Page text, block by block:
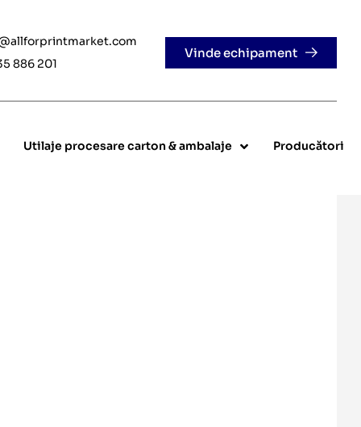
886 201
Vinde echipament
Utilaje procesare carton & ambalaje Producători